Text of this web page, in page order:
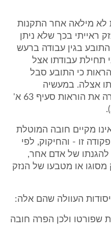
לא מילאה אחר התקנות
ראייתי בכך שלא ניתן
בגין עבודה ברעש
תחילת עבודתו אצל
כי התובע סבל
אצלה. במעשיה
ובמחדליה הנ"ל הנתבעת הפרה את הוראות סעיף 63 א'
מקיים חובה המוטלת
זו - והחיקוק, לפי
להגנתו של אדם אחר,
או מטבעו של הנזק
העוולה שהם אלה:
שפורטו ולכן הפרה חובה